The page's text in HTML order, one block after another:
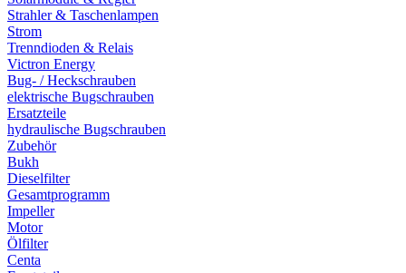
Strahler & Taschenlampen
Strom
Trenndioden & Relais
Victron Energy
Bug- / Heckschrauben
elektrische Bugschrauben
Ersatzteile
hydraulische Bugschrauben
Zubehör
Bukh
Dieselfilter
Gesamtprogramm
Impeller
Motor
Ölfilter
Centa